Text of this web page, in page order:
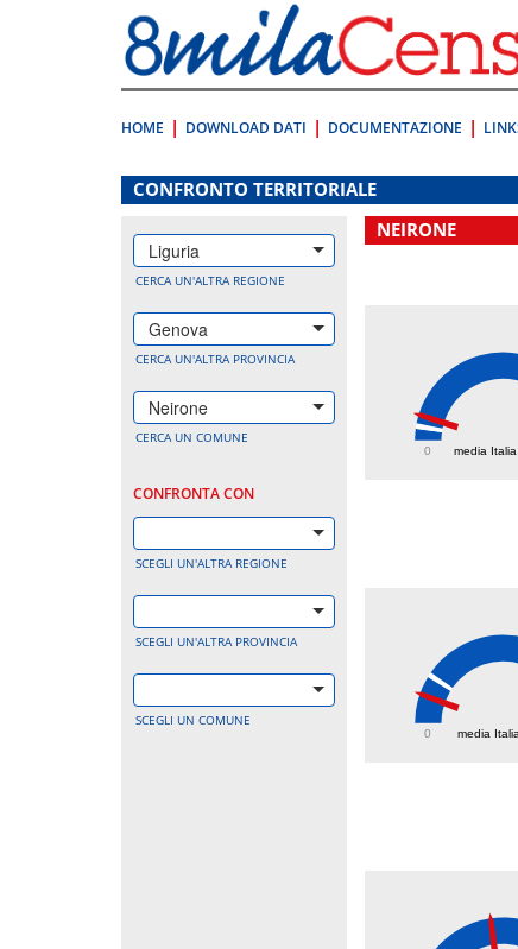
direttamente
a:
Contenuto
HOME DOWNLOAD DATI DOCUMENTAZIONE
.
CONFRONTO TERRITORIALE
Liguria
CERCA UN'ALTRA REGIONE
Genova
CERCA UN'ALTRA PROVINCIA
Neirone
CERCA UN COMUNE
CONFRONTA CON
SCEGLI UN'ALTRA REGIONE
SCEGLI UN'ALTRA PROVINCIA
SCEGLI UN COMUNE
NEIRONE
media
0
media
0